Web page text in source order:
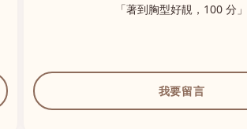
「著到胸型好靚，100 分」
我要留言